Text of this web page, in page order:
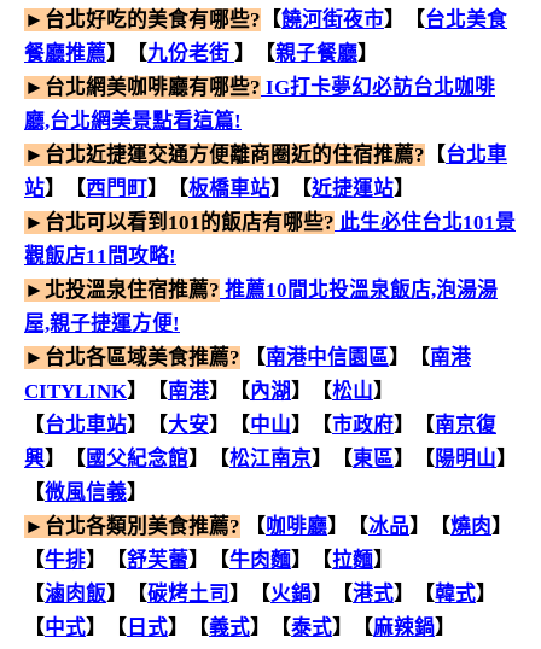
►台北好吃的美食有哪些? 【饒河街夜市】【台北美食
餐廳推薦】【九份老街 】【親子餐廳】
►台北網美咖啡廳有哪些? IG打卡夢幻必訪台北咖啡
廳,台北網美景點看這篇!
►台北近捷運交通方便離商圈近的住宿推薦? 【台北車
站】【西門町】【板橋車站】【近捷運站】
►台北可以看到101的飯店有哪些? 此生必住台北101景
觀飯店11間攻略!
►北投溫泉住宿推薦? 推薦10間北投溫泉飯店,泡湯湯
屋,親子捷運方便!
►台北各區域美食推薦? 【南港中信園區 】【南港
CITYLINK】【南港】【內湖 】【松山】
【台北車站】 【大安】 【中山】【市政府】【南京復
興】【 國父紀念館】【松江南京】【東區 】【 陽明山】
【微風信義】
►台北各類別美食推薦? 【咖啡廳】【冰品】【燒肉】
【牛排】【舒芙蕾】【牛肉麵】【拉麵】
【滷肉飯】【碳烤土司 】 【 火鍋】【港式】【韓式】
【中式】【 日式】【義式】【泰式】【麻辣鍋】